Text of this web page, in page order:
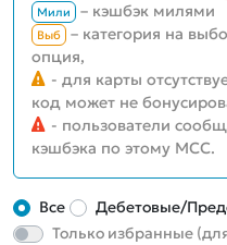
Мили – кэшбэк милями
Выб – категория на
опция,
- для карты
код может не
- пользователи
кэшбэка по этому MCC.
Все Дебетовые/
Только избранные